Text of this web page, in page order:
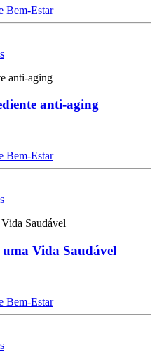
Bem-Estar
anti-aging
Bem-Estar
uma Vida Saudável
Bem-Estar